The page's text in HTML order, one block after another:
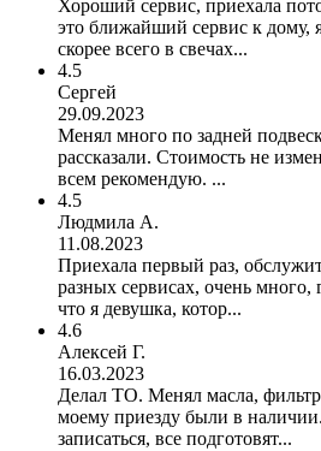
Хороший сервис, приехала
это ближайший сервис к дому,
скорее всего в свечах...
4.5
Сергей
29.09.2023
Менял много по задней
рассказали. Стоимость не
всем рекомендую. ...
4.5
Людмила А.
11.08.2023
Приехала первый раз,
разных сервисах, очень
что я девушка, котор...
4.6
Алексей Г.
16.03.2023
Делал ТО. Менял масла,
моему приезду были в
записаться, все подготовят...